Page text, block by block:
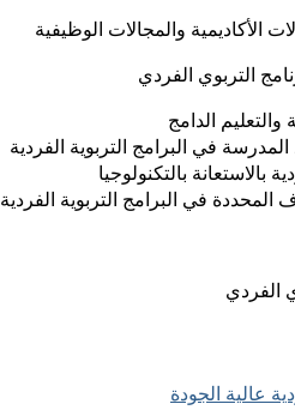
والتعليم الدامج
في البرامج التربوية الفردية
بالاستعانة بالتكنولوجيا
في البرامج التربوية الفردية
عالية الجودة